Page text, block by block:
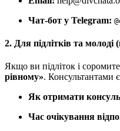
Чат-бот у Telegram:
2. Для підлітків та молоді
Якщо ви підліток і
рівному». Консультантами
Як отримати
Час очікування